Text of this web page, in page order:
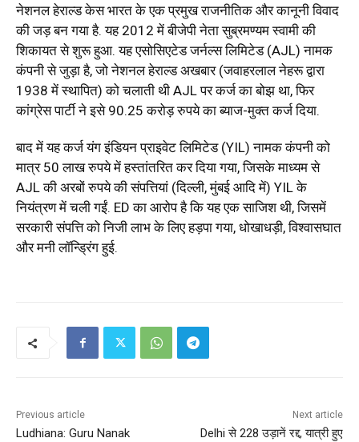
नेशनल हेराल्ड केस भारत के एक प्रमुख राजनीतिक और कानूनी विवाद
की जड़ बन गया है. यह 2012 में बीजेपी नेता सुब्रमण्यम स्वामी की
शिकायत से शुरू हुआ. यह एसोसिएटेड जर्नल्स लिमिटेड (AJL) नामक
कंपनी से जुड़ा है, जो नेशनल हेराल्ड अखबार (जवाहरलाल नेहरू द्वारा
1938 में स्थापित) को चलाती थी AJL पर कर्ज का बोझ था, फिर
कांग्रेस पार्टी ने इसे 90.25 करोड़ रुपये का ब्याज-मुक्त कर्ज दिया.
बाद में यह कर्ज यंग इंडियन प्राइवेट लिमिटेड (YIL) नामक कंपनी को
मात्र 50 लाख रुपये में हस्तांतरित कर दिया गया, जिसके माध्यम से
AJL की अरबों रुपये की संपत्तियां (दिल्ली, मुंबई आदि में) YIL के
नियंत्रण में चली गईं. ED का आरोप है कि यह एक साजिश थी, जिसमें
सरकारी संपत्ति को निजी लाभ के लिए हड़पा गया, धोखाधड़ी, विश्वासघात
और मनी लॉन्ड्रिंग हुई.
Previous article
Ludhiana: Guru Nanak
Next article
Delhi से 228 उड़ानें रद्द, यात्री हुए